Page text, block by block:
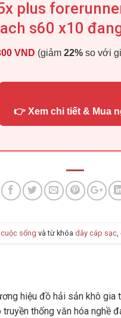
plus
s60 x10
VND (giảm 22%so với
👉 Xem chi tiết & Mua
sống và từ khóa dây cáp sạc,
hiệu đồ hải sản khô gia
thống văn hóa nghề